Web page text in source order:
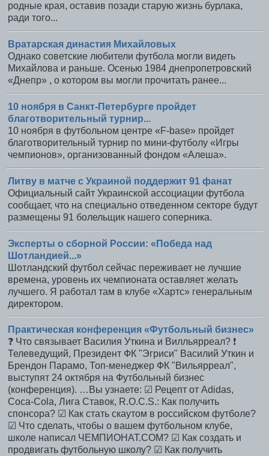
родные края, оставив позади старую жизнь бурлака,
ради того...
Вратарская династия Михайловых
Однако советские любители футбола могли видеть
Михайлова и раньше. Осенью 1984 днепропетровский
«Днепр» , о котором вы могли прочитать ранее...
10 ноября в Санкт-Петербурге пройдет
благотворительный турнир...
10 ноября в футбольном центре «F-base» пройдет
благотворительный турнир по мини-футболу «Игры
чемпионов», организованный фондом «Алеша».
Литву в матче с Украиной поддержит 91 фанат
Официальный сайт Украинской ассоциации футбола
сообщает, что на специально отведенном секторе будут
размещены 91 болельщик нашего соперника.
Эксперты о сборной России: «Победа над
Шотландией...»
Шотландский футбол сейчас переживает не лучшие
времена, уровень их чемпионата оставляет желать
лучшего. Я работал там в клубе «Хартс» генеральным
директором.
Практическая конференция «Футбольный бизнес»
❓ Что связывает Василия Уткина и Вилльярреал? ❗
Телеведущий, Президент ФК "Эгриси" Василий Уткин и
Брендон Парамо, Топ-менеджер ФК "Вильярреал",
выступят 24 октября на Футбольный бизнес
(конференция). …Вы узнаете: ☑ Рецепт от Adidas,
Coca-Cola, Лига Ставок, R.O.С.S.: Как получить
спонсора? ☑ Как стать скаутом в российском футболе?
☑ Что сделать, чтобы о вашем футбольном клубе,
школе написал ЧЕМПИОНАТ.COM? ☑ Как создать и
продвигать футбольную школу? ☑ Как получить